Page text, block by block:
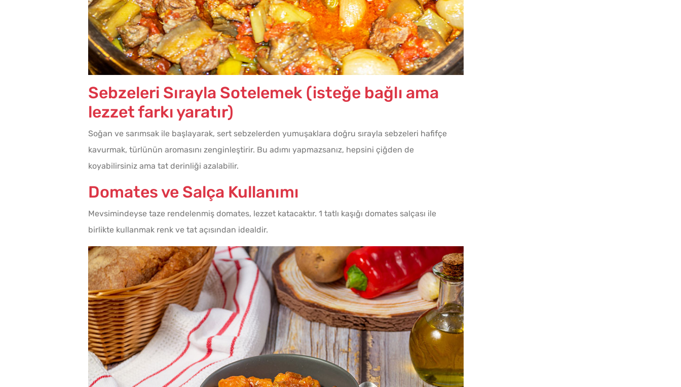
Sebzeleri Sırayla Sotelemek (isteğe bağlı ama
lezzet farkı yaratır)
Soğan ve sarımsak ile başlayarak, sert sebzelerden yumuşaklara doğru sırayla sebzeleri hafifçe
kavurmak, türlünün aromasını zenginleştirir. Bu adımı yapmazsanız, hepsini çiğden de
koyabilirsiniz ama tat derinliği azalabilir.
Domates ve Salça Kullanımı
Mevsimindeyse taze rendelenmiş domates, lezzet katacaktır. 1 tatlı kaşığı domates salçası ile
birlikte kullanmak renk ve tat açısından idealdir.